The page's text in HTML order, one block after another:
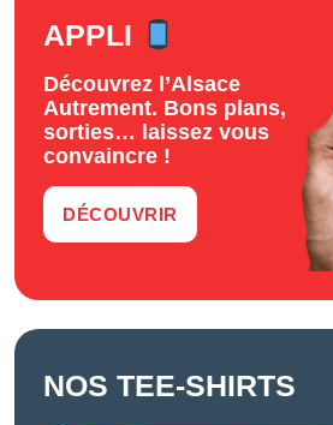
APPLI
Découvrez l’Alsace
Autrement. Bons plans,
sorties… laissez vous
convaincre !
DÉCOUVRIR
NOS TEE-SHIRTS